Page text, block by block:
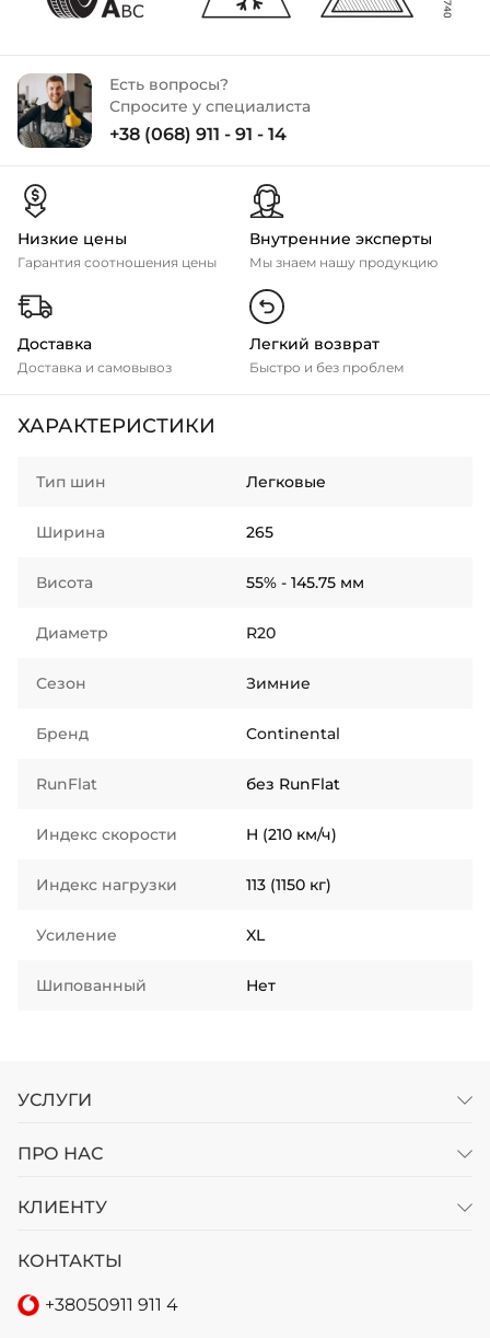
Есть вопросы?
Спросите у специалиста
+38 (068) 911 - 91 - 14
Низкие цены
Гарантия соотношения цены
Внутренние эксперты
Мы знаем нашу продукцию
Доставка
Доставка и самовывоз
Легкий возврат
Быстро и без проблем
ХАРАКТЕРИСТИКИ
Тип шин Легковые
Ширина 265
Висота 55% - 145.75 мм
Диаметр R20
Сезон Зимние
Бренд Continental
RunFlat без RunFlat
Индекс скорости H (210 км/ч)
Индекс нагрузки 113 (1150 кг)
Усиление XL
Шипованный Нет
УСЛУГИ
ПРО НАС
КЛИЕНТУ
КОНТАКТЫ
+38050911 911 4